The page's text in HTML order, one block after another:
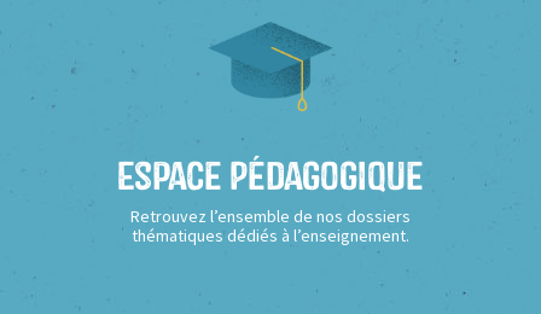
Espace Pédagogique
Retrouvez l’ensemble de nos dossiers
thématiques dédiés à l’enseignement.